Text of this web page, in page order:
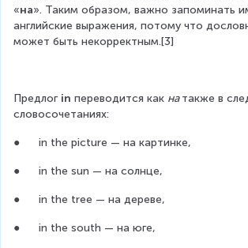
«на». Таким образом, важно запоминать
английские выражения, потому что
может быть некорректным.[3]
Предлог in переводится как на также в
словосочетаниях:
●      in the picture — на картинке,
●      in the sun — на солнце,
●      in the tree — на дереве,
●      in the south — на юге,